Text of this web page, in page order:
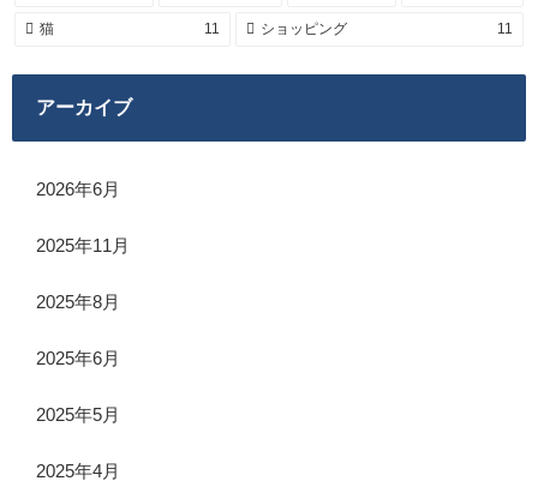
猫 11 ショッピング 11
アーカイブ
2026年6月
2025年11月
2025年8月
2025年6月
2025年5月
2025年4月